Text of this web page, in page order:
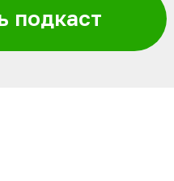
подкаст